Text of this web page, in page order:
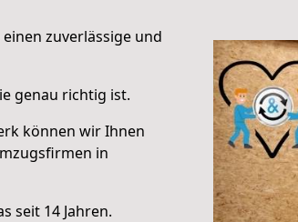
einen zuverlässige und
genau richtig ist.
können wir Ihnen
in
seit 14 Jahren.